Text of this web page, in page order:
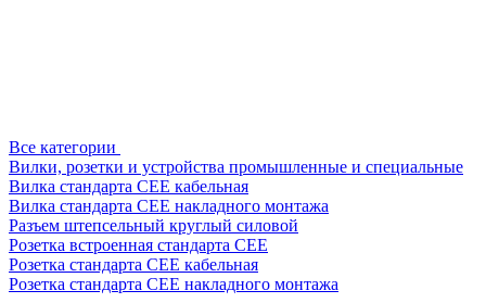
Все категории
Вилки, розетки и устройства промышленные и специальные
Вилка стандарта CEE кабельная
Вилка стандарта CEE накладного монтажа
Разъем штепсельный круглый силовой
Розетка встроенная стандарта CEE
Розетка стандарта СЕЕ кабельная
Розетка стандарта СЕЕ накладного монтажа